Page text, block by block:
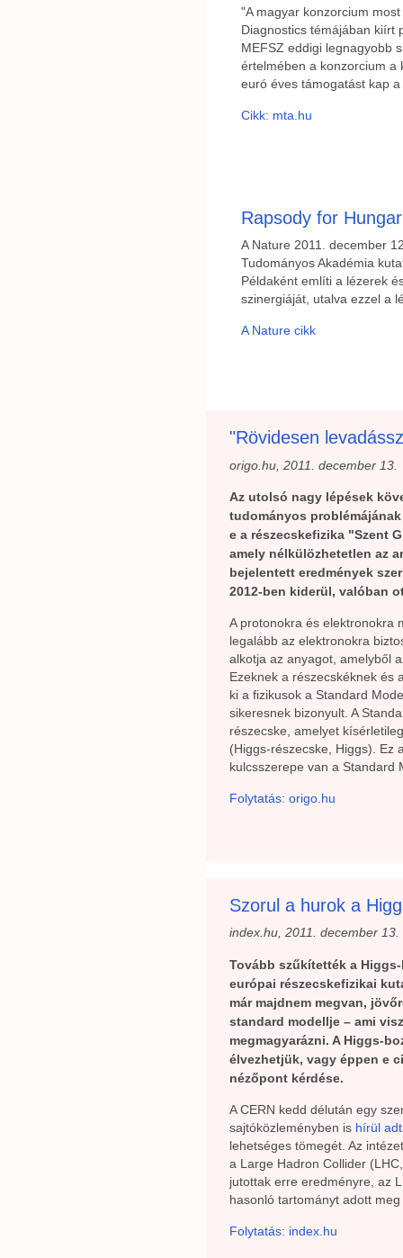
"A magyar konzorcium
Diagnostics témájában kiírt
MEFSZ eddigi legnagyobb
értelmében a konzorcium a
euró éves támogatást kap
Cikk: mta.hu
Rapsody for
A Nature 2011. december
Tudományos Akadémia
Példaként említi a lézerek
szinergiáját, utalva ezzel a
A Nature cikk
"Rövidesen
origo.hu, 2011. december 13.
Az utolsó nagy lépések
tudományos
e a részecskefizika "Szent
amely nélkülözhetetlen az
bejelentett eredmények
2012-ben kiderül, valóban
A protonokra és elektronokra
legalább az elektronokra
alkotja az anyagot, amelyből
Ezeknek a részecskéknek és
ki a fizikusok a Standard
sikeresnek bizonyult. A
részecske, amelyet
(Higgs-részecske, Higgs). Ez
kulcsszerepe van a Standard
Folytatás: origo.hu
Szorul a hurok a
index.hu, 2011. december 13.
Tovább szűkítették a
európai részecskefizikai
már majdnem megvan,
standard modellje – ami
megmagyarázni. A Higgs-
élvezhetjük, vagy éppen e
nézőpont kérdése.
A CERN kedd délután egy
sajtóközleményben is hírül
lehetséges tömegét. Az
a Large Hadron Collider
jutottak erre eredményre, az
hasonló tartományt adott
Folytatás: index.hu